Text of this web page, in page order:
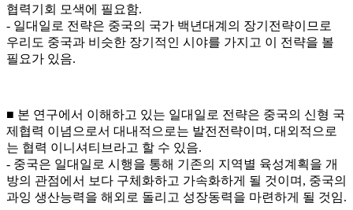
협력기회 모색에 필요함.
- 일대일로 전략은 중국의 국가 백년대계의 장기전략이므로
우리도 중국과 비슷한 장기적인 시야를 가지고 이 전략을 볼
필요가 있음.
■ 본 연구에서 이해하고 있는 일대일로 전략은 중국의 신형 국
제협력 이념으로서 대내적으로는 발전전략이며, 대외적으로
는 협력 이니셔티브라고 할 수 있음.
- 중국은 일대일로 시행을 통해 기존의 지역별 육성계획을 개
방의 관점에서 보다 구체화하고 가속화하게 될 것이며, 중국의
과잉 생산능력을 해외로 돌리고 성장동력을 마련하게 될 것임.